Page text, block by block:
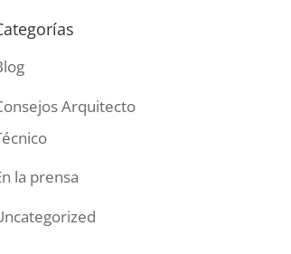
Arquitecto
la prensa